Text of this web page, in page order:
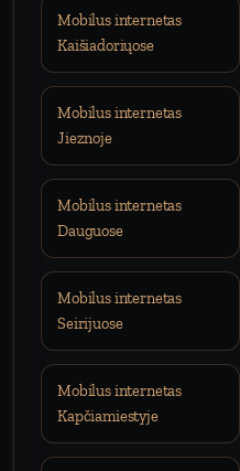
Mobilus internetas
Kaišiadoriųose
Mobilus internetas
Jieznoje
Mobilus internetas
Dauguose
Mobilus internetas
Seirijuose
Mobilus internetas
Kapčiamiestyje